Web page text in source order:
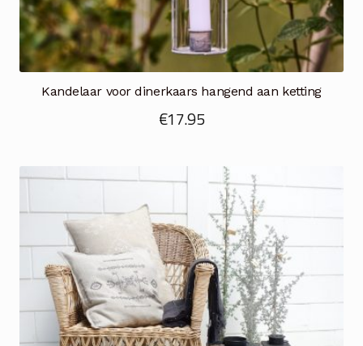
Kandelaar voor dinerkaars hangend aan ketting
€17.95